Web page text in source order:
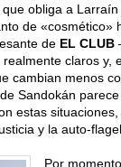
obliga a
de «cosmético»
de EL CLUB
claros y,
cambian menos
Sandokán
estas
y la auto-
Por